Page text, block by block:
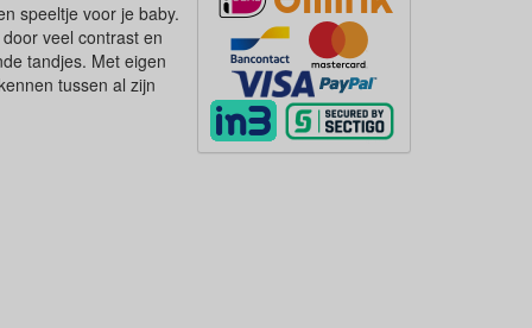
speeltje voor je baby.
veel contrast en
tandjes. Met eigen
tussen al zijn